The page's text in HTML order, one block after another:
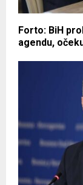
Forto: BiH
agendu,